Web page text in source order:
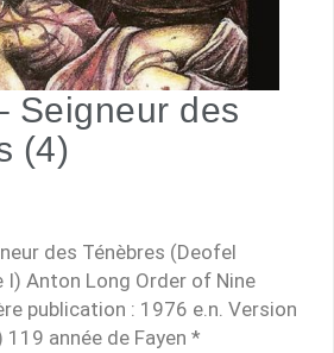
Seigneur des
(4)
des Ténèbres (Deofel
I) Anton Long Order of Nine
publication : 1976 e.n. Version
année de Fayen *